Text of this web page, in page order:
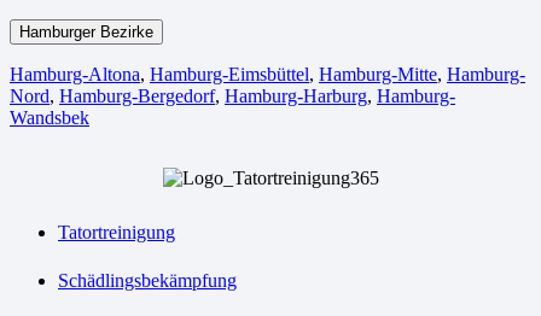
Hamburger Bezirke
Hamburg-Altona, Hamburg-Eimsbüttel, Hamburg-Mitte, Hamburg-
Nord, Hamburg-Bergedorf, Hamburg-Harburg, Hamburg-
Wandsbek
Tatortreinigung
Schädlingsbekämpfung